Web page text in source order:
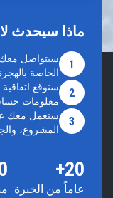
ماذا سيحدث
1
سيتواصل معك
الخاصة
2
معلومات
3
سنعمل معك
المشروع،
20+
عاماً من الخبرة